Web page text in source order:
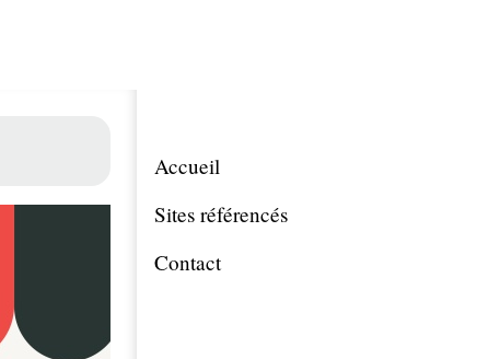
Accueil
Sites référencés
Contact